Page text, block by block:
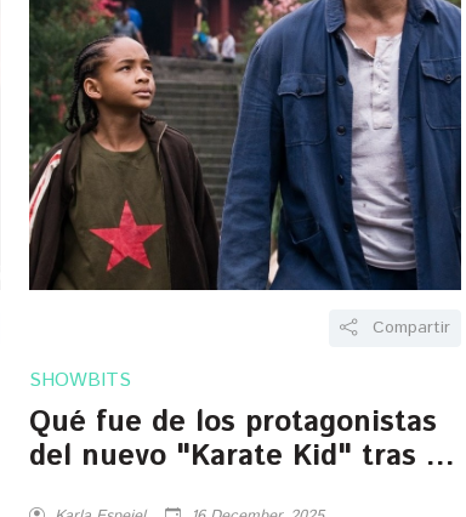
Compartir
SHOWBITS
Qué fue de los protagonistas
del nuevo "Karate Kid" tras 15